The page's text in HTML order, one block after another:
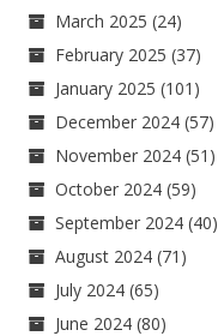
March 2025 (24)
February 2025 (37)
January 2025 (101)
December 2024 (57)
November 2024 (51)
October 2024 (59)
September 2024 (40)
August 2024 (71)
July 2024 (65)
June 2024 (80)